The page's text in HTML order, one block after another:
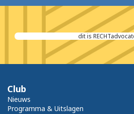
Maas Afbouw B.V.
Club
Nieuws
Programma & Uitslagen